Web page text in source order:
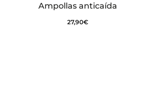
Ampollas anticaída
27,90€